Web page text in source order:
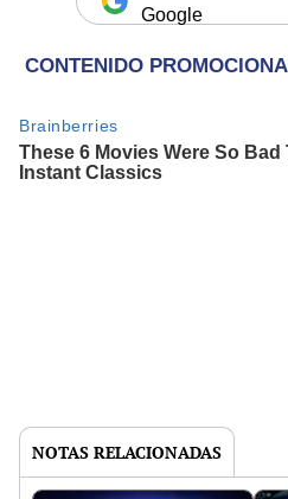
Google
NOTAS RELACIONADAS